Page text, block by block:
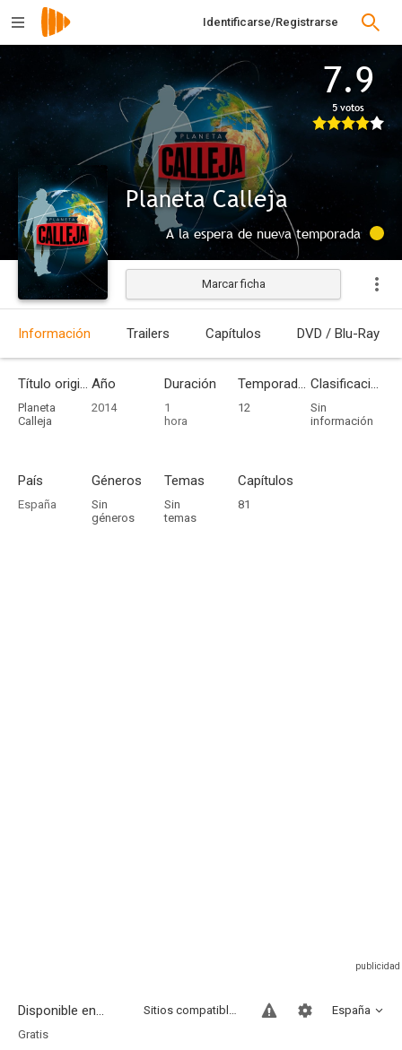
Identificarse/Registrarse
7.9
5 votos
Planeta Calleja
A la espera de nueva temporada
Marcar ficha
Información Trailers Capítulos DVD / Blu-Ray
Título original
Planeta
Calleja
Año
2014
Duración
1
hora
Temporadas
12
Clasificación por edades
Sin
información
País
España
Géneros
Sin
géneros
Temas
Sin
temas
Capítulos
81
Disponible en... España
Sitios compatibles
Gratis